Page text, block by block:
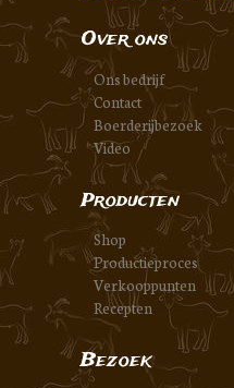
Over ons
Ons bedrijf
Contact
Boerderijbezoek
Video
Producten
Shop
Productieproces
Verkooppunten
Recepten
Bezoek